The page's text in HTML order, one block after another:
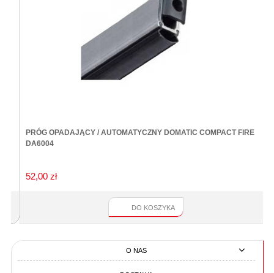
PRÓG OPADAJĄCY / AUTOMATYCZNY DOMATIC COMPACT FIRE
DA6004
52,00 zł
DO KOSZYKA
O NAS